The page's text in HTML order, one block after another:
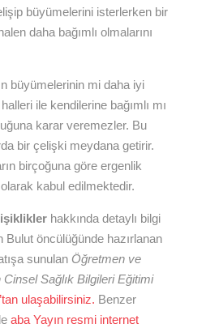
büyümelerini isterlerken bir
daha bağımlı olmalarını
büyümelerinin mi daha iyi
ile kendilerine bağımlı mı
karar veremezler. Bu
bir çelişki meydana getirir.
birçoğuna göre ergenlik
kabul edilmektedir.
hakkında detaylı bilgi
öncülüğünde hazırlanan
sunulan Öğretmen ve
Sağlık Bilgileri Eğitimi
ulaşabilirsiniz. Benzer
aba Yayın resmi internet